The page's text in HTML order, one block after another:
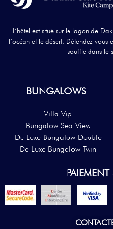
L’hôtel est situé sur le lagon de
l’océan et le désert. Détendez-vous
souffle dans le
BUNGALOWS
Villa Vip
Bungalow Sea View
De Luxe Bungalow Double
De Luxe Bungalow Twin
PAIEMENT